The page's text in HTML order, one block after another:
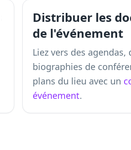
Distribuer les
de l'événement
Liez vers des agendas,
biographies de
plans du lieu avec un
événement.